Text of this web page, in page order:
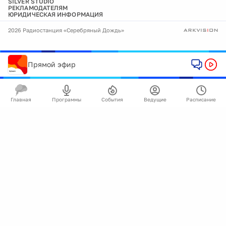
РЕКЛАМОДАТЕЛЯМ
ЮРИДИЧЕСКАЯ ИНФОРМАЦИЯ
2026 Радиостанция «Серебряный Дождь»
Прямой эфир
Главная Программы События Ведущие Расписание